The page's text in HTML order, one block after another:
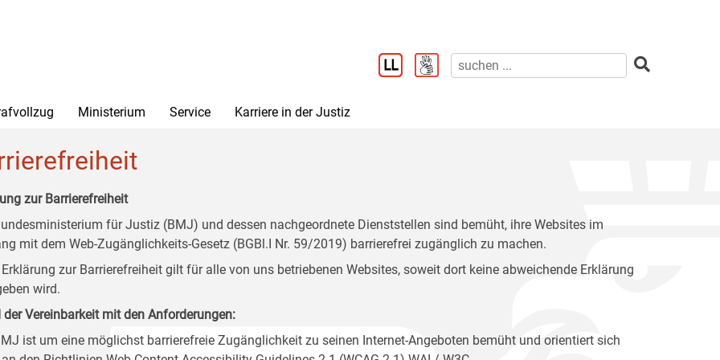
Ministerium Service Karriere in der Justiz
zur Barrierefreiheit
für Justiz (BMJ) und dessen nachgeordnete Dienststellen sind bemüht, ihre Websites im
mit dem Web-Zugänglichkeits-Gesetz (BGBl.I Nr. 59/2019) barrierefrei zugänglich zu machen.
Erklärung zur Barrierefreiheit gilt für alle von uns betriebenen Websites, soweit dort keine abweichende Erklärung
wird.
der Vereinbarkeit mit den Anforderungen:
ist um eine möglichst barrierefreie Zugänglichkeit zu seinen Internet-Angeboten bemüht und orientiert sich